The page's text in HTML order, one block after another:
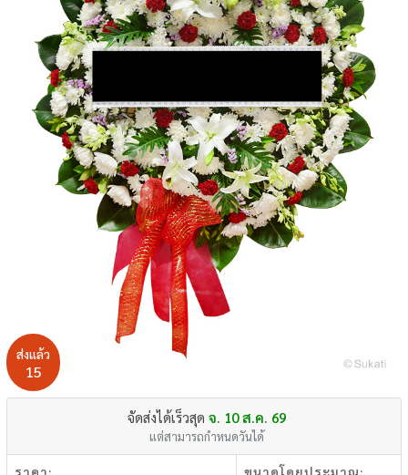
ส่งแล้ว
15
จัดส่งได้เร็วสุด จ. 10 ส.ค. 69
แต่สามารถกำหนดวันได้
ราคา: ขนาดโดยประมาณ: